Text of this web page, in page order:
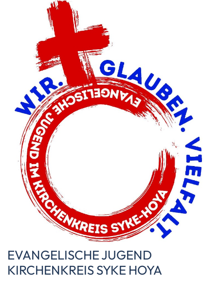
EVANGELISCHE JUGEND
KIRCHENKREIS SYKE HOYA